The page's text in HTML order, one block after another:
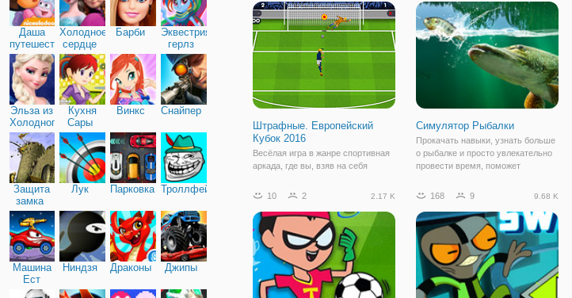
Даша
путешественница
Холодное
сердце
Барби
Эквестрия
герлз
Эльза из
Холодного
сердца
Кухня
Сары
Винкс Снайпер
Защита
замка
Лук Парковка Троллфейс
Машина
Ест
Машину
Ниндзя Драконы Джипы
про супергероя Бена-10. Он имеет
способность превращаться в 10
разных
можете в онлайн игре "Кубок
Мультов 2018". Здесь в
Штрафные. Европейский
Кубок 2016
Весёлая игра в жанре спортивная
аркада, где вы, взяв на себя
Европы, будете биться за
Непосредственно футбольные
матчи проходить не будут. Вместо
этого игра
Симулятор Рыбалки
Прокачать навыки, узнать больше
о рыбалке и просто увлекательно
провести время, поможет
"Симулятор Рыбалки". Здесь вы
рыбачить хоть весь день. В ваших
руках
10 2 2.17 K 168 9 9.68 K